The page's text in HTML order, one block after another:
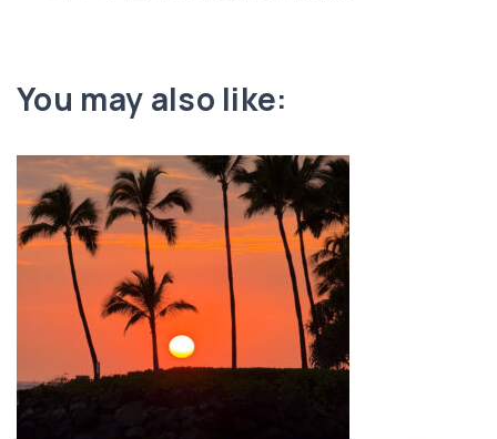
You may also like: